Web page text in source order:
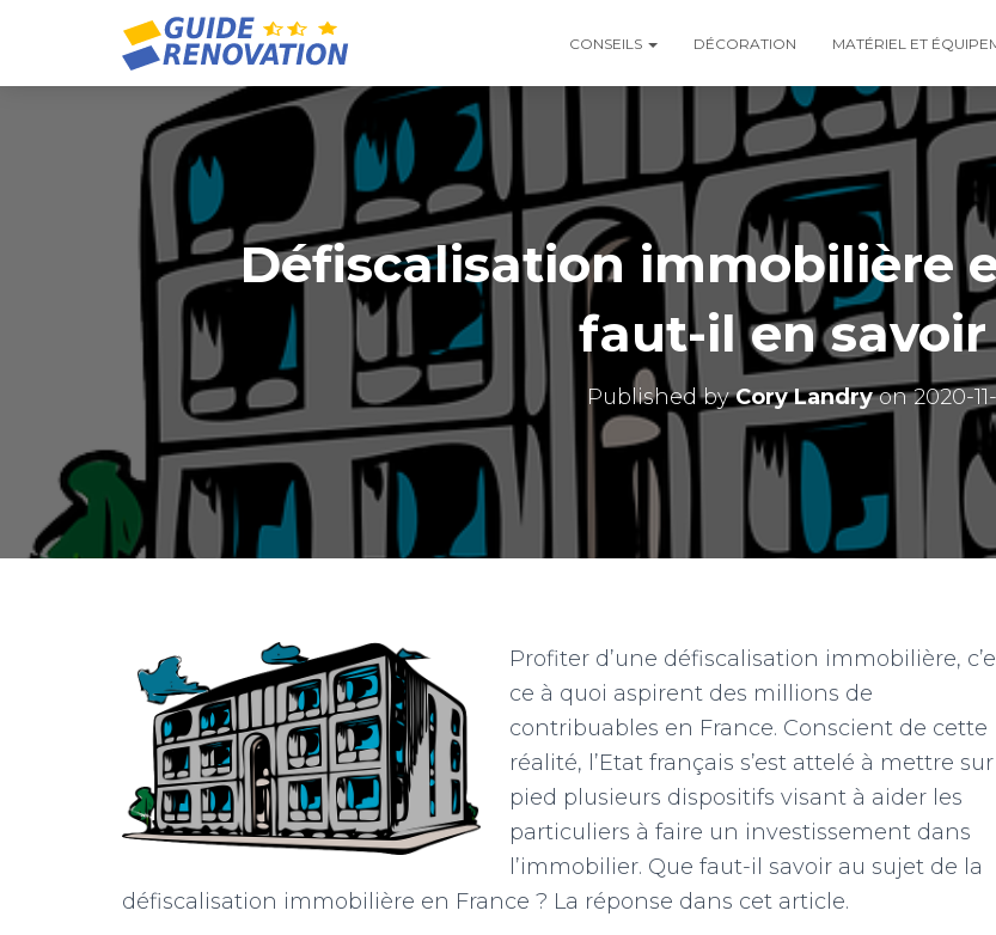
CONSEILS DÉCORATION MATÉRIEL ET
Défiscalisation immobilière
faut-il en savoir
Published byCory Landryon2020-
Profiter d’une défiscalisation immobilière,
ce à quoi aspirent des millions de
contribuables en France. Conscient de cette
réalité, l’Etat français s’est attelé à mettre sur
pied plusieurs dispositifs visant à aider les
particuliers à faire un investissement dans
l’immobilier. Que faut-il savoir au sujet de la
défiscalisation immobilière en France ? La réponse dans cet article.